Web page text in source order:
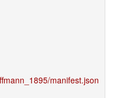
manifest.json